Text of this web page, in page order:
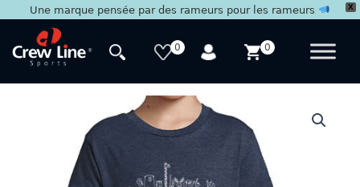
X
Une marque pensée par des rameurs pour les rameurs
contenu
0 0